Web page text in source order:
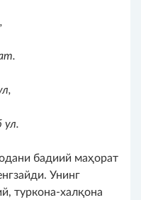
ул.
бадиий маҳорат
Унинг
туркона-халқона